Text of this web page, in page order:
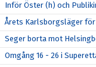
Inför Öster (h) och
Årets Karlsborgsläger
Seger borta mot
Omgång 16 - 26 i